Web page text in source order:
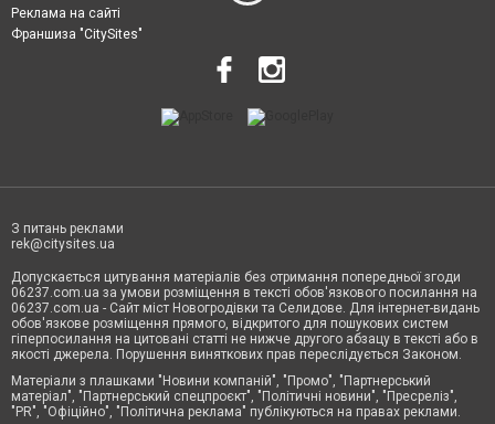
Реклама на сайті
Франшиза "CitySites"
З питань реклами
rek@citysites.ua
Допускається цитування матеріалів без отримання попередньої згоди
06237.com.ua за умови розміщення в тексті обов'язкового посилання на
06237.com.ua - Сайт міст Новогродівки та Селидове. Для інтернет-видань
обов'язкове розміщення прямого, відкритого для пошукових систем
гіперпосилання на цитовані статті не нижче другого абзацу в тексті або в
якості джерела. Порушення виняткових прав переслідується Законом.
Матеріали з плашками "Новини компаній", "Промо", "Партнерський
матеріал", "Партнерський спецпроєкт", "Політичні новини", "Пресреліз",
"PR", "Офіційно", "Політична реклама" публікуються на правах реклами.